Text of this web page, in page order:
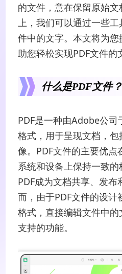
的文件，意在保留原始
上，我们可以通过一些
件中的文字。本文将为
助您轻松实现PDF文件的
什么是PDF文件？
PDF是一种由Adobe公
格式，用于呈现文档，
像。PDF文件的主要优
系统和设备上保持一致
PDF成为文档共享、发
而，由于PDF文件的设
格式，直接编辑文件中
支持的功能。